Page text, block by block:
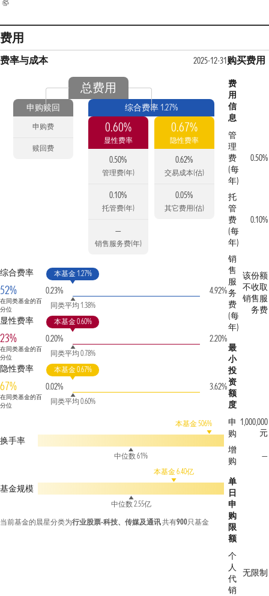
费用
费率与成本 2025-12-31
总费用
申购赎回
申购费
赎回费
综合费率 1.27%
0.60%
显性费率
0.50%
管理费(年)
0.10%
托管费(年)
—
销售服务费(年)
0.67%
隐性费率
0.62%
交易成本(估)
0.05%
其它费用(估)
综合费率
52%
在同类基金的百
分位
0.23%
本基金 1.27%
同类平均 1.38%
4.92%
显性费率
23%
在同类基金的百
分位
0.20%
本基金 0.60%
同类平均 0.78%
2.20%
隐性费率
67%
在同类基金的百
分位
0.02%
本基金 0.67%
同类平均 0.60%
3.62%
换手率
本基金 506%
中位数 61%
基金规模
本基金 6.40亿
中位数 2.55亿
当前基金的晨星分类为行业股票-科技、传媒及通讯共有900只基金
购买费用
费
用
信
息
管
理
费
(每
年)
0.50%
托
管
费
(每
年)
0.10%
销
售
服
务
费
(每
年)
该份额
不收取
销售服
务费
最
小
投
资
额
度
申
购
1,000,000
元
增
购
—
单
日
申
购
限
额
个
人
代
销
无限制